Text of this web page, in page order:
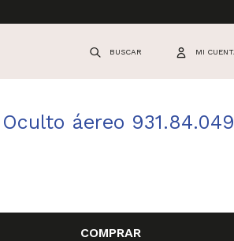
áereo 931.84.049
COMPRAR